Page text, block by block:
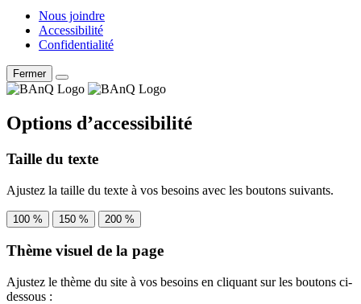
Nous joindre
Accessibilité
Confidentialité
Fermer
Options d’accessibilité
Taille du texte
Ajustez la taille du texte à vos besoins avec les boutons suivants.
100 % 150 % 200 %
Thème visuel de la page
Ajustez le thème du site à vos besoins en cliquant sur les boutons ci-
dessous :